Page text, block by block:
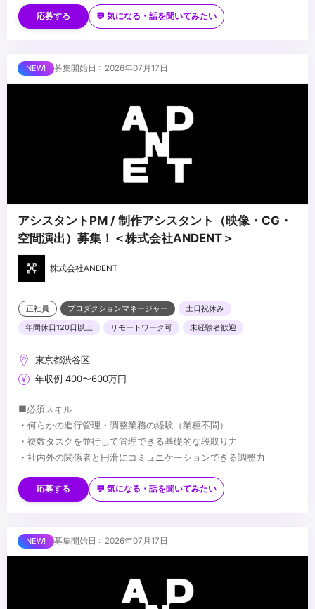
・ゼロベースでデザインを制作する事が出来る方
・様々なジャンルの作品に応じ、柔軟に演出方法を変えられる方
・新しい知識・技術にチャレンジする向上心のある方
・誰に対しても積極的にコミュニケーションを図りながら、主体的
に⾏動できる⽅
・「これだけは誰にも負けない！」と⾔える知識や想いがある⽅
応募する 💬 気になる・話を聞いてみたい
募集開始日 : 2026年07月17日
アシスタントPM / 制作アシスタント（映像・CG・
空間演出）募集！＜株式会社ANDENT＞
株式会社ANDENT
正社員 プロダクションマネージャー
土日祝休み
年間休日120日以上
リモートワーク可 未経験者歓迎
東京都渋谷区
年収例 400〜600万円
■必須スキル
・何らかの進行管理・調整業務の経験（業種不問）
・複数タスクを並行して管理できる基礎的な段取り力
・社内外の関係者と円滑にコミュニケーションできる調整力
・制作進行・アシスタントディレクター・PMアシスタント等の経
・プロジェクト管理ツール（Notion／スプレッドシート等）の使用
経験
・AIツールの活用に前向きな方
■求める人物像
・進行管理が得意で、周囲を巻き込みながら業務を前に進められる
・段取り・気配りが得意で、丁寧かつ粘り強くフォローできる方
・将来PM・プロデューサーを目指す成長意欲のある方
応募する 💬 気になる・話を聞いてみたい
募集開始日 : 2026年07月17日